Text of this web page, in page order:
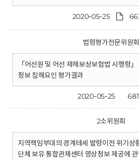
2020-05-25
법령평가전문위원회
「어선원 및 어선 재해보상보험법 시행령
정보 침해요인 평가결과
2020-05-25
2소위원회
지역책임부대의 경계테세 발령이전 위기상
단체 보유 통합관제센터 영상정보 제공에 관